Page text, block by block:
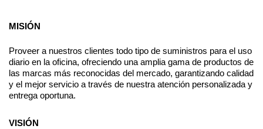
MISIÓN
Proveer a nuestros clientes todo tipo de suministros para el uso
diario en la oficina, ofreciendo una amplia gama de productos de
las marcas más reconocidas del mercado, garantizando calidad
y el mejor servicio a través de nuestra atención personalizada y
entrega oportuna.
VISIÓN